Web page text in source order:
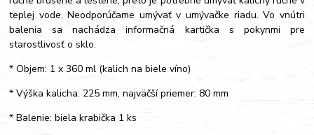
teplej vode. Neodporúčame umývať v umývačke riadu. Vo vnútri
balenia sa nachádza informačná kartička s pokynmi pre
starostlivosť o sklo.
* Objem: 1 x 360 ml (kalich na biele víno)
* Výška kalicha: 225 mm, najväčší priemer: 80 mm
* Balenie: biela krabička 1 ks